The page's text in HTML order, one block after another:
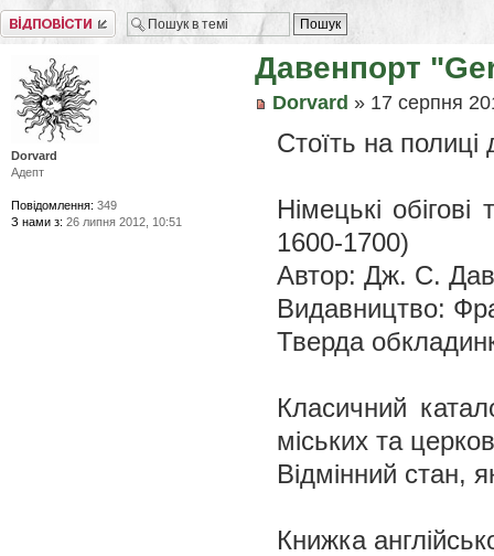
Відповісти
Давенпорт
Dorvard » 17 серпня
Стоїть на
Німецькі
1600-1700)
Автор: Дж. С.
Видавництво:
Тверда
Класичний
міських та
Відмінний стан,
Книжка
Dorvard
Адепт
Повідомлення: 349
З нами з: 26 липня 2012, 10:51